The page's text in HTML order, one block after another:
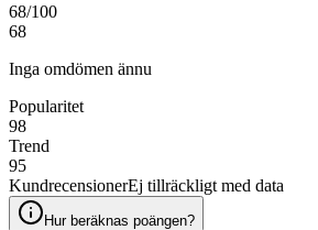
68/100
68
Inga omdömen ännu
Popularitet
98
Trend
95
KundrecensionerEj tillräckligt med data
Hur beräknas poängen?